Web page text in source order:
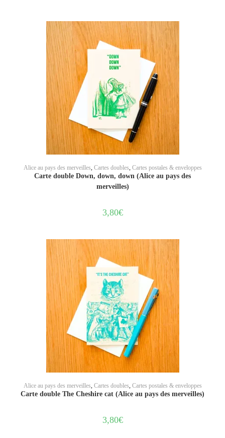
AJOUTER AU PANIER
Alice au pays des merveilles Cartes doubles Cartes postales & enveloppes
Carte double Down, down, down (Alice au pays des
merveilles)
3,80€
AJOUTER AU PANIER
Alice au pays des merveilles, Cartes doubles, Cartes postales & enveloppes
Carte double The Cheshire cat (Alice au pays des merveilles)
3,80€